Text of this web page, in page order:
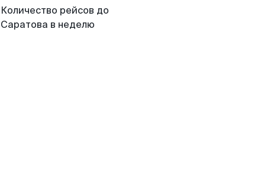
Количество рейсов до
Саратова в неделю